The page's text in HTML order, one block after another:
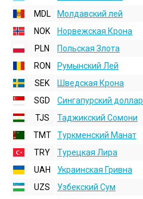
MDL
Молдавский лей
NOK
Норвежская Крона
PLN
Польская Злота
RON
Румынский Лей
SEK
Шведская Крона
SGD
Сингапурский доллар
TJS
Таджикский Сомони
TMT
Туркменский Манат
TRY
Турецкая Лира
UAH
Украинская Гривна
UZS
Узбекский Сум